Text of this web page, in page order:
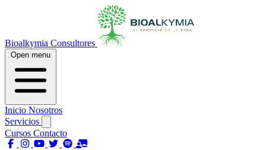
Bioalkymia Consultores
Open menu
Inicio Nosotros
Servicios
Cursos Contacto